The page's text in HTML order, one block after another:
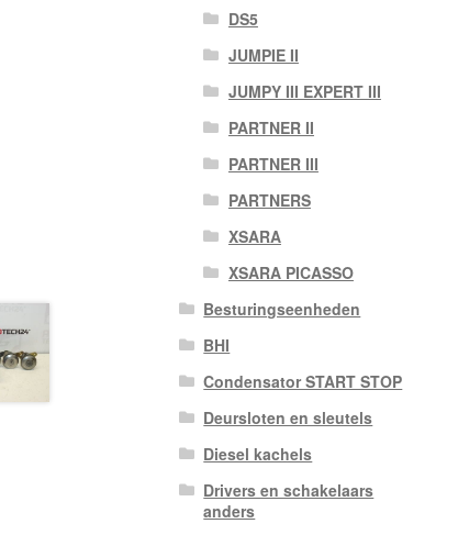
DS5
JUMPIE II
JUMPY III EXPERT III
PARTNER II
PARTNER III
PARTNERS
XSARA
XSARA PICASSO
Besturingseenheden
BHI
Condensator START STOP
Deursloten en sleutels
Diesel kachels
Drivers en schakelaars
anders